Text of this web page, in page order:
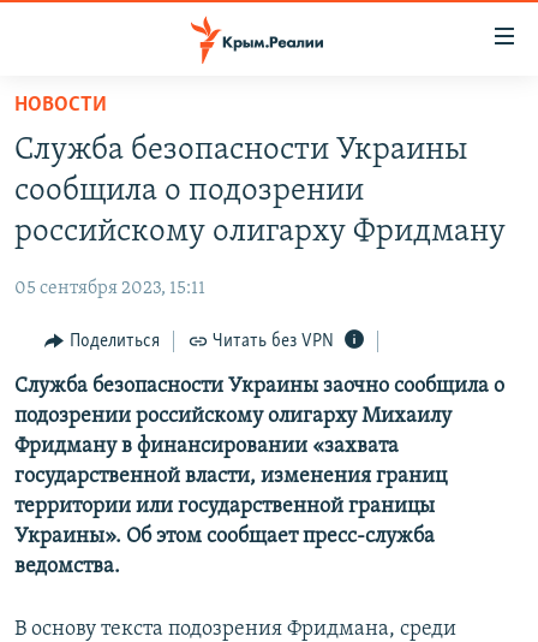
Вернуться
основному
содержанию
главной
навигации
Вернутся
поиску
НОВОСТИ
СПЕЦПРОЕКТЫ
ГРУЗ 200
11 ЛЕТ ОККУПАЦИИ КРЫМА. 11 ИСТОРИЙ СОПРОТИВЛЕНИЯ
ЕЩЕ
ИНТЕРАКТИВ
ИНФОГРАФИКА
ТЕЛЕПРОЕКТ КРЫМ.РЕАЛИИ
СОВЕТЫ ПРАВОЗАЩИТНИКОВ
ПРОПАВШИЕ БЕЗ ВЕСТИ
ПОБЕДИТЕЛЕЙ НЕ СУДЯТ?
РАДІО СВОБОДА
КАК ОБОЙТИ БЛОКИРОВКУ
Українською
Qırımtatar
ПРИСОЕДИНЯЙТЕСЬ!
НОВОСТИ
Служба безопасности Украины
сообщила о подозрении
российскому олигарху Фридману
05 сентября 2023, 15:11
Поделиться Читать без VPN
Служба безопасности Украины заочно сообщила о
подозрении российскому олигарху Михаилу
Фридману в финансировании «захвата
государственной власти, изменения границ
территории или государственной границы
Украины». Об этом сообщает пресс-служба
ведомства.
В основу текста подозрения Фридмана, среди